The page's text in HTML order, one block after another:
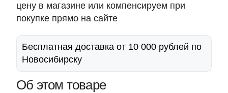
цену в магазине или компенсируем при
покупке прямо на сайте
Бесплатная доставка от 10 000 рублей по
Новосибирску
Об этом товаре